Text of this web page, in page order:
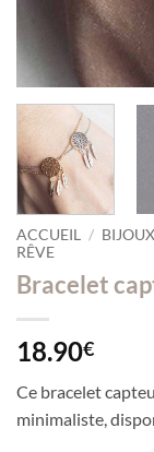
ACCUEIL /
RÊVE
Bracelet
18.90€
Ce bracelet
minimaliste,